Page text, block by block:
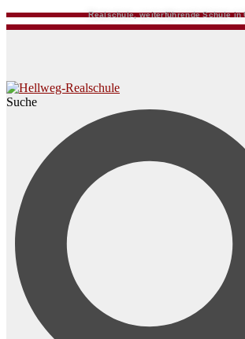
Realschule, weiterführende Schule in
Suche